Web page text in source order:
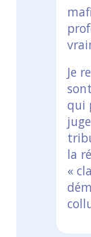
Je
qui
la
«